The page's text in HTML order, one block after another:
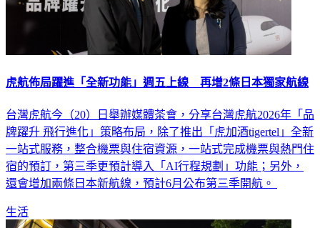
虎航佈局躍進「全新功能」週五上線 再增2條日本獨家航線
台灣虎航今（20）日舉辦媒體茶會，分享台灣虎航2026年「品
牌躍升 飛行進化」策略布局，除了推出「虎加酒tigertel」全新
一站式服務，整合機票與住宿資源，一站式完成機票與熱門住
宿的預訂，第三季更預計導入「AI行程規劃」功能；另外，
還會增加兩條日本新航線，預計6月公布第三季開航。
生活